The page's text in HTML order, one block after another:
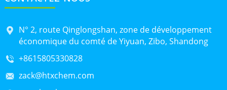
N° 2, route Qinglongshan, zone de développement
économique du comté de Yiyuan, Zibo, Shandong
+8615805330828
zack@htxchem.com